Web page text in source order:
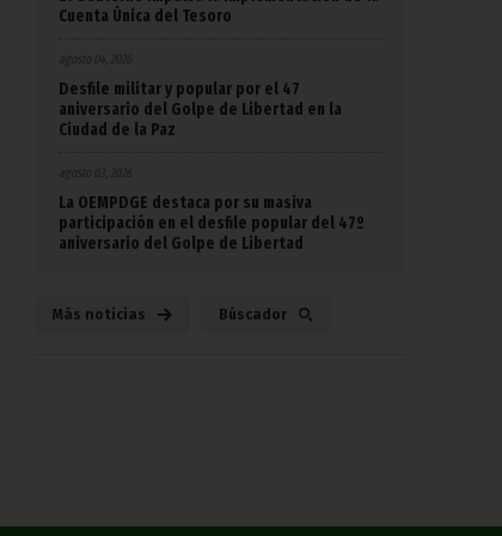
Cuenta Única del Tesoro
agosto 04, 2026
Desfile militar y popular por el 47
aniversario del Golpe de Libertad en la
Ciudad de la Paz
agosto 03, 2026
La OEMPDGE destaca por su masiva
participación en el desfile popular del 47º
aniversario del Golpe de Libertad
Más noticias Búscador